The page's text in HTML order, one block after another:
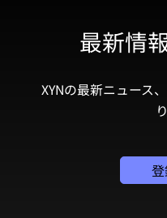
最新情
XYNの最新ニュース